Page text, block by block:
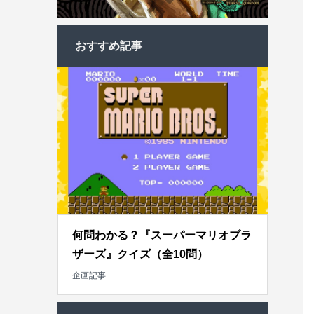
おすすめ記事
何問わかる？『スーパーマリオブラ
ザーズ』クイズ（全10問）
企画記事